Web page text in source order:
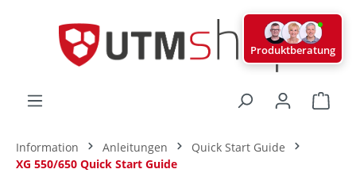
Information Anleitungen
Quick Start Guide
XG 550/650 Quick Start Guide
Produktberatung